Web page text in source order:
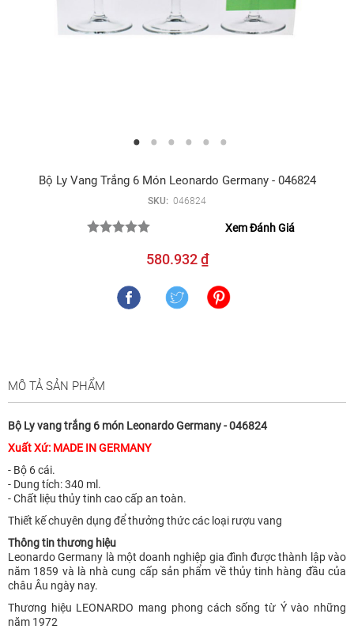
Bộ Ly Vang Trắng 6 Món Leonardo Germany - 046824
SKU: 046824
Xem Đánh Giá
580.932 ₫
MÔ TẢ SẢN PHẨM
Bộ Ly vang trắng 6 món Leonardo Germany - 046824
Xuất Xứ: MADE IN GERMANY
- Bộ 6 cái.
- Dung tích: 340 ml.
- Chất liệu thủy tinh cao cấp an toàn.
Thiết kế chuyên dụng để thưởng thức các loại rượu vang
Thông tin thương hiệu
Leonardo Germany là một doanh nghiệp gia đình được thành lập vào
năm 1859 và là nhà cung cấp sản phẩm về thủy tinh hàng đầu của
châu Âu ngày nay.
Thương hiệu LEONARDO mang phong cách sống từ Ý vào những
năm 1972